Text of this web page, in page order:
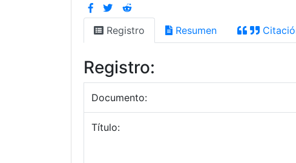
Registro Resumen
Registro:
Documento:
Título: